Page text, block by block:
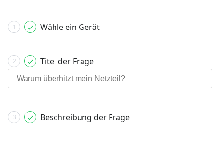
1 Wähle ein Gerät
2 Titel der Frage
3 Beschreibung der Frage